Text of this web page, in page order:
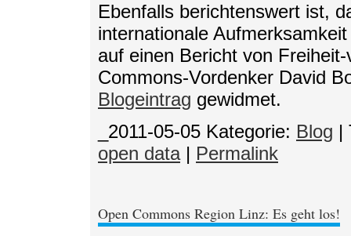
Ebenfalls berichtenswert ist,
internationale
auf einen Bericht von
Commons-Vordenker David
Blogeintrag gewidmet.
_2011-05-05 Kategorie: Blog |
open data| Permalink
Open Commons Region Linz: Es geht los!